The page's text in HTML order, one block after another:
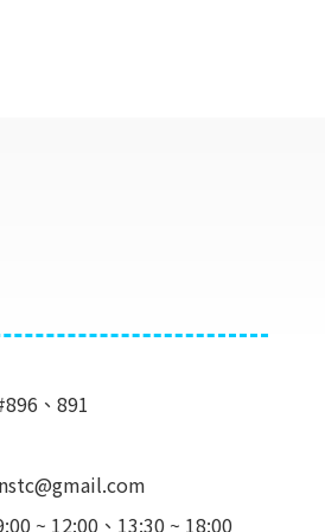
、891
~ 12:00、13:30 ~ 18:00